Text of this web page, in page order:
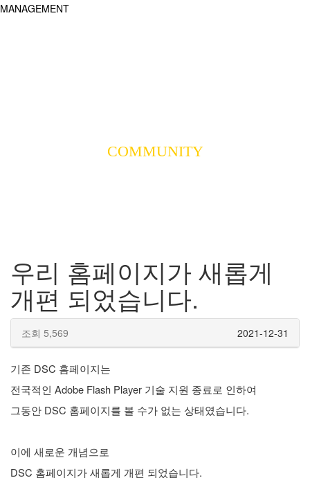
MANAGEMENT
COMMUNITY
우리 홈페이지가 새롭게
개편 되었습니다.
조회 5,569 2021-12-31
기존 DSC 홈페이지는
전국적인 Adobe Flash Player 기술 지원 종료로 인하여
​그동안 DSC 홈페이지를 볼 수가 없는 상태였습니다.
이에 새로운 개념으로
DSC 홈페이지가 새롭게 개편 되었습니다.